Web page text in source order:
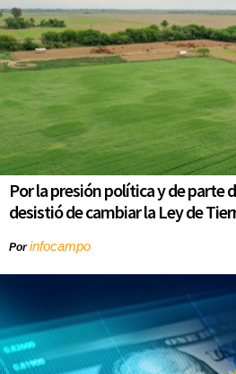
Por la presión política y de parte
desistió de cambiar la Ley de
Porinfocampo